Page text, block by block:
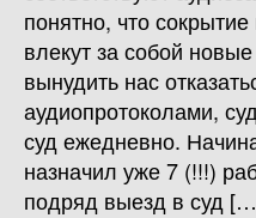
понятно, что
влекут за собой
вынудить нас
аудиопротоколами,
суд ежедневно.
назначил уже 7 (!!!)
подряд выезд в суд